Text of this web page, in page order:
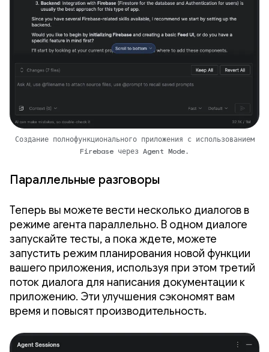
Создание полнофункционального приложения с использованием
Firebase через Agent Mode.
Параллельные разговоры
Теперь вы можете вести несколько диалогов в
режиме агента параллельно. В одном диалоге
запускайте тесты, а пока ждете, можете
запустить режим планирования новой функции
вашего приложения, используя при этом третий
поток диалога для написания документации к
приложению. Эти улучшения сэкономят вам
время и повысят производительность.